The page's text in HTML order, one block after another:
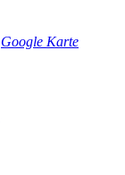
Google Karte